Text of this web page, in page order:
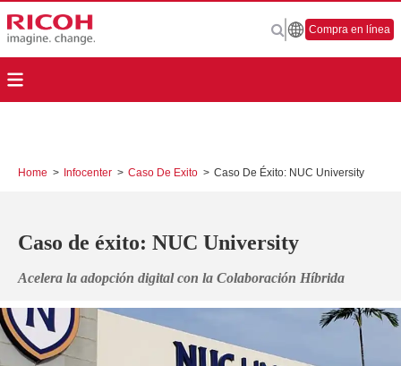
Compra en línea
Home > Infocenter > Caso De Exito > Caso De Éxito: NUC University
Caso de éxito: NUC University
Acelera la adopción digital con la Colaboración Híbrida